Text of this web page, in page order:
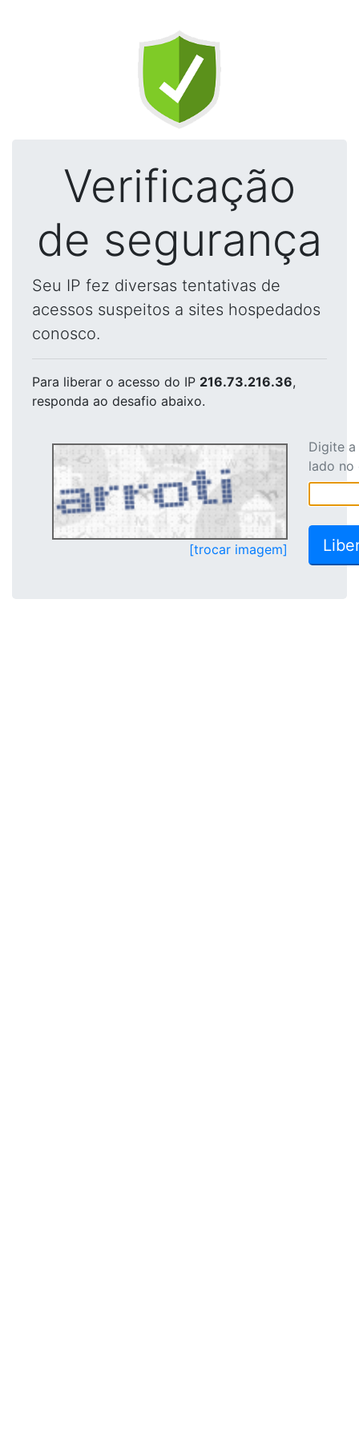
Verificação
de segurança
Seu IP fez diversas tentativas de
acessos suspeitos a sites hospedados
conosco.
Para liberar o acesso do IP 216.73.216.36,
responda ao desafio abaixo.
[trocar imagem]
Digite
lado no